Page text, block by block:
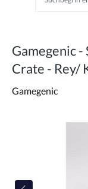
Gamegenic
Crate - Rey/
Gamegenic